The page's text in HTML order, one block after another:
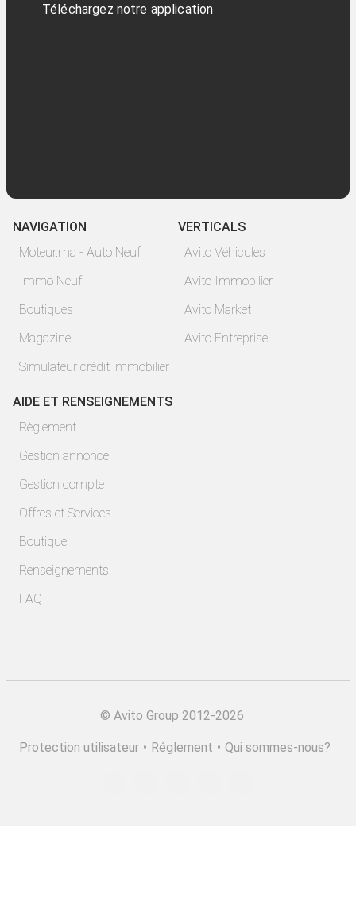
Téléchargez notre application
NAVIGATION
Moteur.ma - Auto Neuf
Immo Neuf
Boutiques
Magazine
Simulateur crédit immobilier
VERTICALS
Avito Véhicules
Avito Immobilier
Avito Market
Avito Entreprise
AIDE ET RENSEIGNEMENTS
Règlement
Gestion annonce
Gestion compte
Offres et Services
Boutique
Renseignements
FAQ
© Avito Group 2012-2026
Protection utilisateur • Réglement • Qui sommes-nous?